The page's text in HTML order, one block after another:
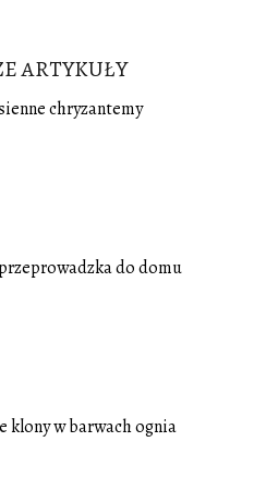
ARTYKUŁY
chryzantemy
do domu
klony w barwach ognia